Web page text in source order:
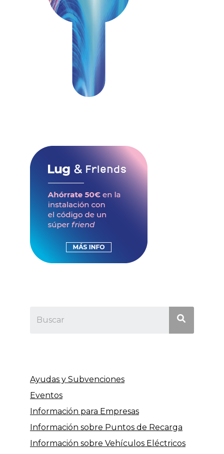
Ayudas y Subvenciones
Eventos
Información para Empresas
Información sobre Puntos de Recarga
Información sobre Vehículos Eléctricos